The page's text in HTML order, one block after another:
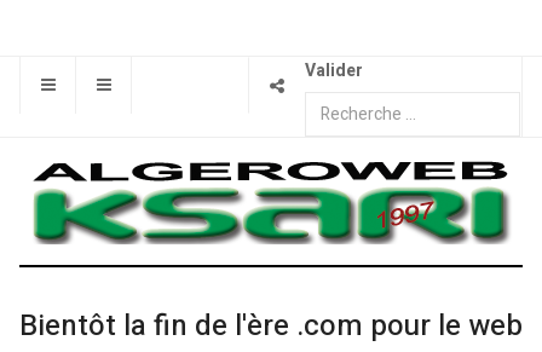
Valider
Bientôt la fin de l'ère .com pour le web